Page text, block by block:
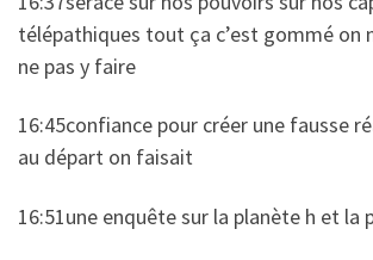
télépathiques tout ça c’est gommé on
ne pas y faire
16:45confiance pour créer une fausse
au départ on faisait
16:51une enquête sur la planète h et la